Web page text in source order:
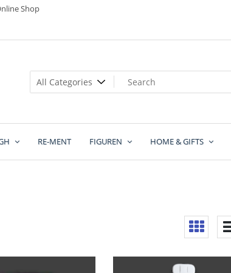
Shop
RE-MENT FIGUREN HOME & GIFTS